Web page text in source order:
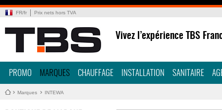
FR/fr Prix nets hors TVA
Vivez l’expérience TBS
PROMO MARQUES CHAUFFAGE INSTALLATION SANITAIRE
Marques INTEWA